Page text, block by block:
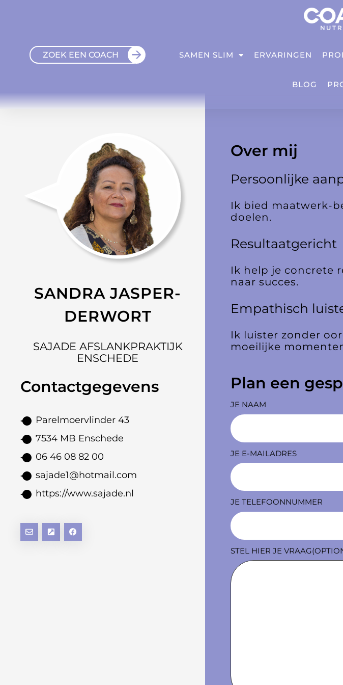
ZOEK EEN COACH SAMEN SLIM ERVARINGEN
BLOG
SANDRA JASPER-
DERWORT
SAJADE AFSLANKPRAKTIJK
ENSCHEDE
Contactgegevens
Parelmoervlinder 43
7534 MB Enschede
06 46 08 82 00
sajade1@hotmail.com
https://www.sajade.nl
Over mij
Persoonlijke
Ik bied maatwerk-
doelen.
Resultaatgericht
Ik help je concrete
naar succes.
Empathisch
Ik luister zonder
moeilijke
Plan een
JE NAAM
JE E-MAILADRES
JE TELEFOONNUMMER
STEL HIER JE